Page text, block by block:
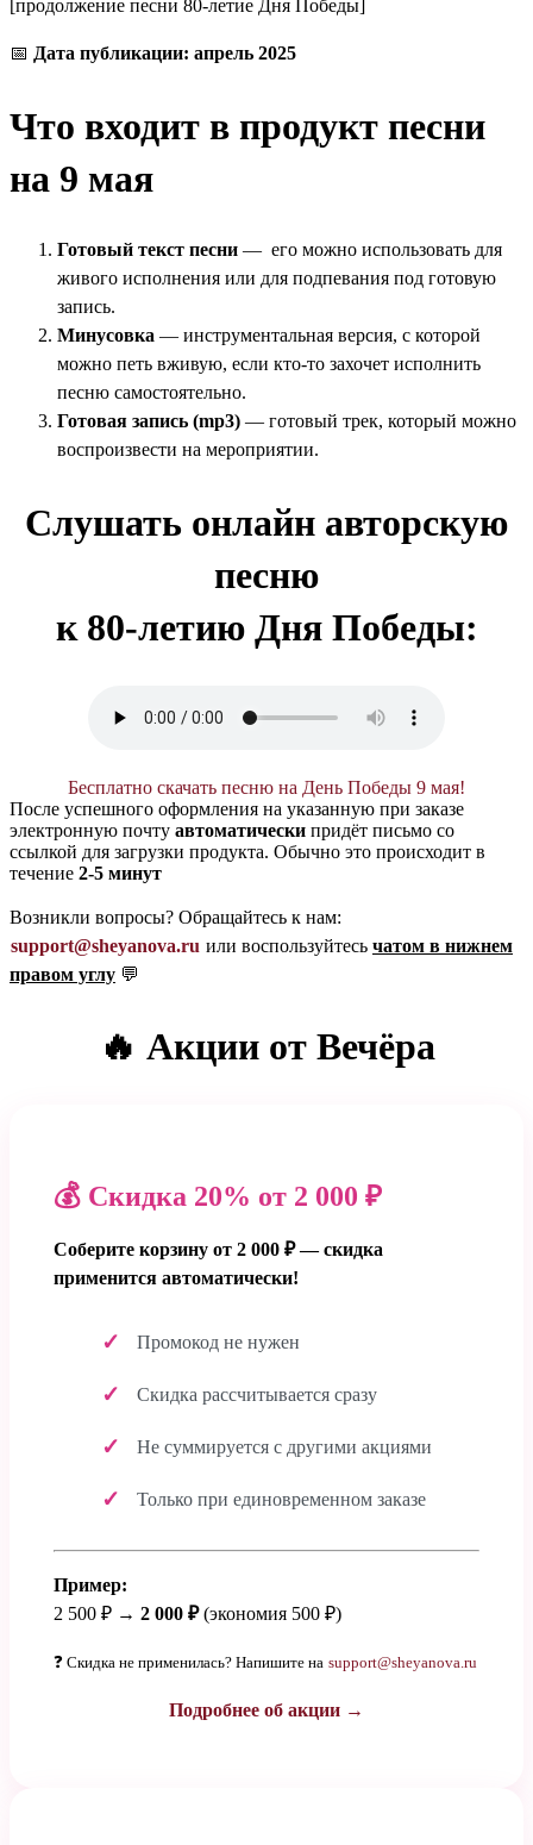
[продолжение песни 80-летие Дня Победы]
📅 Дата публикации: апрель 2025
Что входит в продукт песни
на 9 мая
Готовый текст песни — его можно использовать для
живого исполнения или для подпевания под готовую
запись.
Минусовка — инструментальная версия, с которой
можно петь вживую, если кто-то захочет исполнить
песню самостоятельно.
Готовая запись (mp3) — готовый трек, который можно
воспроизвести на мероприятии.
Слушать онлайн авторскую
песню
к 80-летию Дня Победы:
Бесплатно скачать песню на День Победы 9 мая!
После успешного оформления на указанную при заказе
электронную почту автоматически придёт письмо со
ссылкой для загрузки продукта. Обычно это происходит в
течение 2-5 минут
Возникли вопросы? Обращайтесь к нам:
support@sheyanova.ru или воспользуйтесь чатом в нижнем
правом углу 💬
🔥 Акции от Вечёра
💰 Скидка 20% от 2 000 ₽
Соберите корзину от 2 000 ₽ — скидка
применится автоматически!
Промокод не нужен
Скидка рассчитывается сразу
Не суммируется с другими акциями
Только при единовременном заказе
Пример:
2 500 ₽ → 2 000 ₽(экономия 500 ₽)
❓ Скидка не применилась? Напишите на support@sheyanova.ru
Подробнее об акции →